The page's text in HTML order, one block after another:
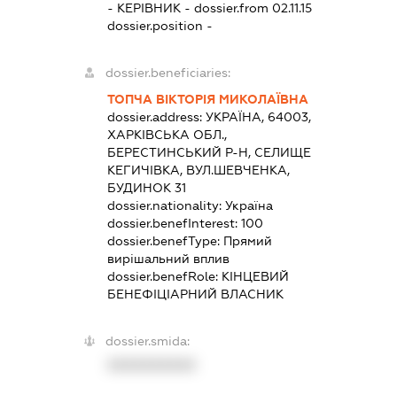
- КЕРІВНИК - dossier.from 02.11.15
dossier.position -
dossier.beneficiaries:
ТОПЧА ВІКТОРІЯ МИКОЛАЇВНА
dossier.address:УКРАЇНА, 64003,
ХАРКІВСЬКА ОБЛ.,
БЕРЕСТИНСЬКИЙ Р-Н, СЕЛИЩЕ
КЕГИЧІВКА, ВУЛ.ШЕВЧЕНКА,
БУДИНОК 31
dossier.nationality:Україна
dossier.benefInterest:100
dossier.benefType: Прямий
вирішальний вплив
dossier.benefRole: КІНЦЕВИЙ
БЕНЕФІЦІАРНИЙ ВЛАСНИК
dossier.smida: